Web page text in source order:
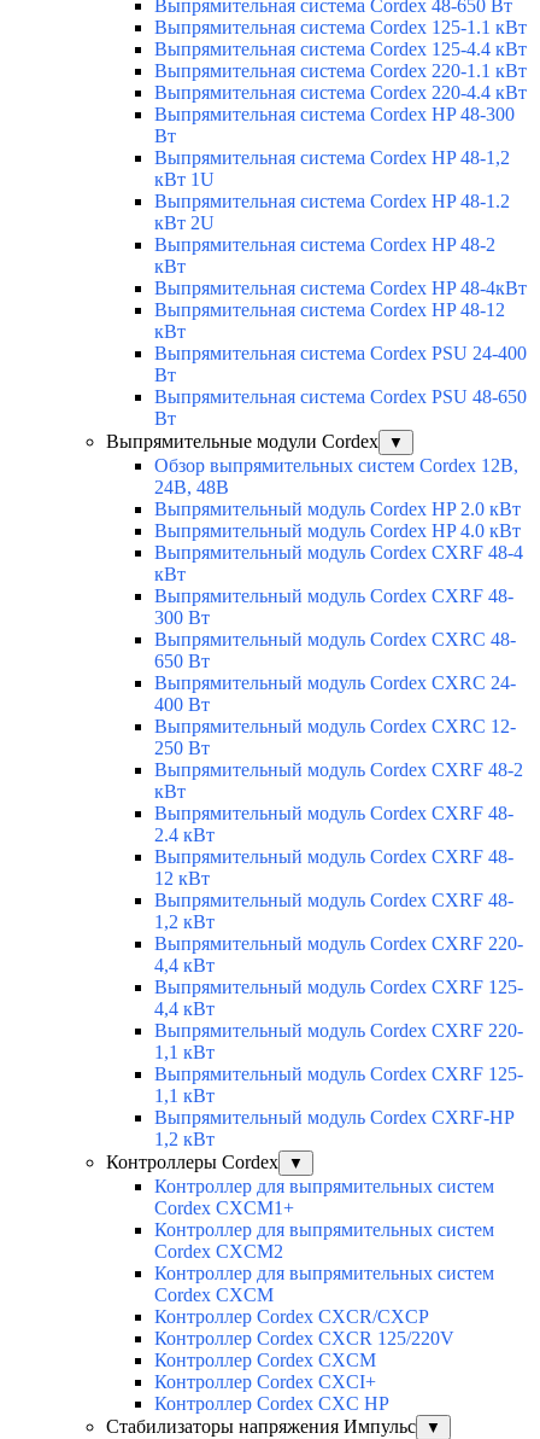
Выпрямительная система Cordex 48-650 Вт
Выпрямительная система Cordex 125-1.1 кВт
Выпрямительная система Cordex 125-4.4 кВт
Выпрямительная система Cordex 220-1.1 кВт
Выпрямительная система Cordex 220-4.4 кВт
Выпрямительная система Cordex HP 48-300
Вт
Выпрямительная система Cordex HP 48-1,2
кВт 1U
Выпрямительная система Cordex HP 48-1.2
кВт 2U
Выпрямительная система Cordex HP 48-2
кВт
Выпрямительная система Cordex HP 48-4кВт
Выпрямительная система Cordex HP 48-12
кВт
Выпрямительная система Cordex PSU 24-400
Вт
Выпрямительная система Cordex PSU 48-650
Вт
Выпрямительные модули Cordex
▼
Обзор выпрямительных систем Cordex 12В,
24В, 48В
Выпрямительный модуль Cordex HP 2.0 кВт
Выпрямительный модуль Cordex HP 4.0 кВт
Выпрямительный модуль Cordex CXRF 48-4
кВт
Выпрямительный модуль Cordex CXRF 48-
300 Вт
Выпрямительный модуль Cordex CXRС 48-
650 Вт
Выпрямительный модуль Cordex CXRС 24-
400 Вт
Выпрямительный модуль Cordex CXRС 12-
250 Вт
Выпрямительный модуль Cordex CXRF 48-2
кВт
Выпрямительный модуль Cordex CXRF 48-
2.4 кВт
Выпрямительный модуль Cordex CXRF 48-
12 кВт
Выпрямительный модуль Cordex CXRF 48-
1,2 кВт
Выпрямительный модуль Cordex CXRF 220-
4,4 кВт
Выпрямительный модуль Cordex CXRF 125-
4,4 кВт
Выпрямительный модуль Cordex CXRF 220-
1,1 кВт
Выпрямительный модуль Cordex CXRF 125-
1,1 кВт
Выпрямительный модуль Cordex CXRF-HP
1,2 кВт
Контроллеры Cordex
▼
Контроллер для выпрямительных систем
Cordex CXCM1+
Контроллер для выпрямительных систем
Cordex CXCM2
Контроллер для выпрямительных систем
Cordex CXCM
Контроллер Cordex CXCR/CXCP
Контроллер Cordex CXCR 125/220V
Контроллер Cordex CXCM
Контроллер Cordex CXCI+
Контроллер Cordex CXC HP
Стабилизаторы напряжения Импульс
▼